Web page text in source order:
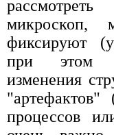
микроскоп,
фиксируют
при этом
изменения
"артефактов"
процессов